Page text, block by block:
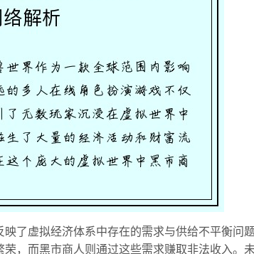
了虚拟经济体系中存在的需求与供给不平衡问
，而黑市商人则通过这些需求赚取非法收入。